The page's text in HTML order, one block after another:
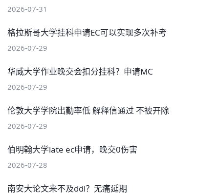
2026-07-31
格拉斯哥大学挂科申请EC可以实现多次补考
2026-07-29
华威大学作业晚交会扣分挂科？申请MC
2026-07-29
伦敦大学学院出勤率低 解释信通过 不被开除
2026-07-29
伯明翰大学late ec申请，晚交0伤害
2026-07-28
南安大论文来不及ddl？无痛延期